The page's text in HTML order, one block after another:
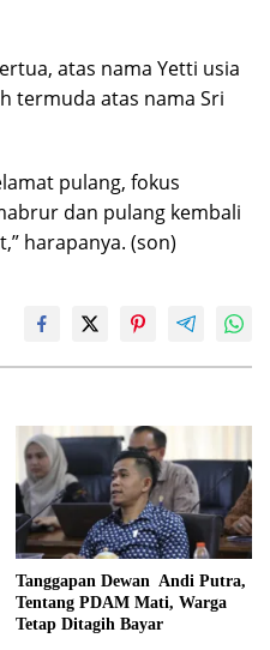
atas nama Yetti usia
termuda atas nama Sri
pulang, fokus
dan pulang kembali
harapanya. (son)
Tanggapan Dewan Andi Putra,
Tentang PDAM Mati, Warga
Tetap Ditagih Bayar